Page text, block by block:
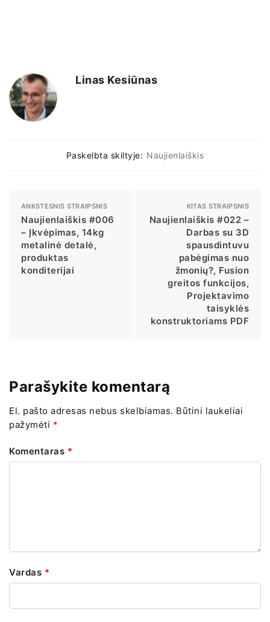
Linas Kesiūnas
Paskelbta skiltyje: Naujienlaiškis
ANKSTESNIS STRAIPSNIS
Naujienlaiškis #006
– Įkvėpimas, 14kg
metalinė detalė,
produktas
konditerijai
KITAS STRAIPSNIS
Naujienlaiškis #022 –
Darbas su 3D
spausdintuvu
pabėgimas nuo
žmonių?, Fusion
greitos funkcijos,
Projektavimo
taisyklės
konstruktoriams PDF
Parašykite komentarą
El. pašto adresas nebus skelbiamas. Būtini laukeliai
pažymėti *
Komentaras *
Vardas *